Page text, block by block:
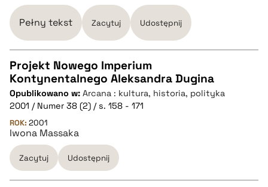
BIBTEX
pobierz cytat
Pełny tekst Zacytuj Udostępnij
CZYSTY TEKST
pobierz cytat
BIBTEX
Projekt Nowego Imperium
Kontynentalnego Aleksandra Dugina
Opublikowano w: Arcana : kultura, historia, polityka
2001 / Numer 38 (2) / s. 158 - 171
ROK: 2001
Iwona Massaka
Zacytuj Udostępnij